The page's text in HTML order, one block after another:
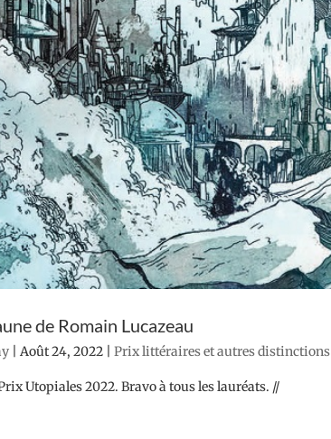
de Romain Lucazeau
|Août 24, 2022 |Prix littéraires et autres distinctions
Utopiales 2022. Bravo à tous les lauréats. //